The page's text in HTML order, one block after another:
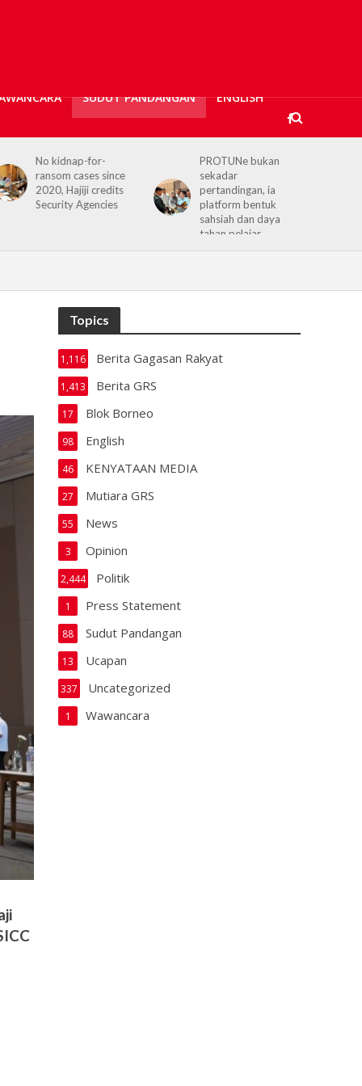
SUDUT PANDANGAN ENGLISH
PROTUNe bukan
sekadar
pertandingan, ia
platform bentuk
Hajiji receives UK High
Commissioner,
reaffirms enduring
Sabah–UK ties
Topics
Berita Gagasan Rakyat
1,116
Berita GRS
1,413
Blok Borneo
17
English
98
KENYATAAN MEDIA
46
Mutiara GRS
27
News
55
Opinion
3
Politik
2,444
Press Statement
1
Sudut Pandangan
88
Ucapan
13
Uncategorized
337
Wawancara
1